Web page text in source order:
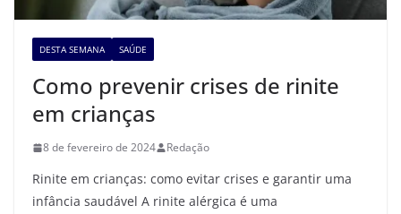
DESTA SEMANA SAÚDE
Como prevenir crises de rinite
em crianças
8 de fevereiro de 2024 Redação
Rinite em crianças: como evitar crises e garantir uma
infância saudável A rinite alérgica é uma